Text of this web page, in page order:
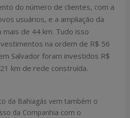
do número de clientes, com a
usuários, e a ampliação da
mais de 44 km. Tudo isso
na ordem de R$ 56
Salvador foram investidos R$
km de rede construída.
da Bahiagás vem também o
da Companhia com o